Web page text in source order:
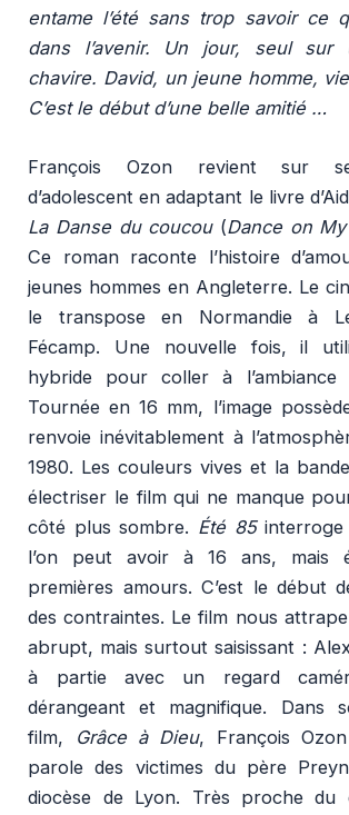
entame l’été sans trop savoir ce
dans l’avenir. Un jour, seul sur
chavire. David, un jeune homme,
C’est le début d’une belle amitié …
François Ozon revient sur
d’adolescent en adaptant le livre
La Danse du coucou(Dance on
Ce roman raconte l’histoire
jeunes hommes en Angleterre. Le
le transpose en Normandie à
Fécamp. Une nouvelle fois, il
hybride pour coller à
Tournée en 16 mm, l’image
renvoie inévitablement à
1980. Les couleurs vives et la
électriser le film qui ne manque
côté plus sombre. Été 85
l’on peut avoir à 16 ans, mais
premières amours. C’est le début
des contraintes. Le film nous
abrupt, mais surtout saisissant :
à partie avec un regard
dérangeant et magnifique. Dans
film,
Grâce à Dieu, François
parole des victimes du père
diocèse de Lyon. Très proche du